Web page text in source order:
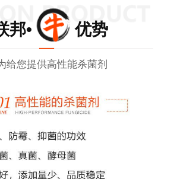
邦• 优势
给您提供高性能杀菌剂